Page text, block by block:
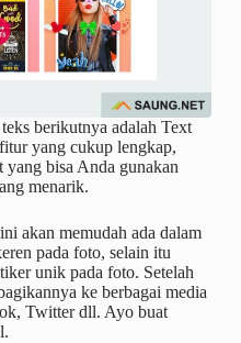
berikutnya adalah Text
yang cukup lengkap,
bisa Anda gunakan
menarik.
akan memudah ada dalam
pada foto, selain itu
unik pada foto. Setelah
ke berbagai media
Twitter dll. Ayo buat